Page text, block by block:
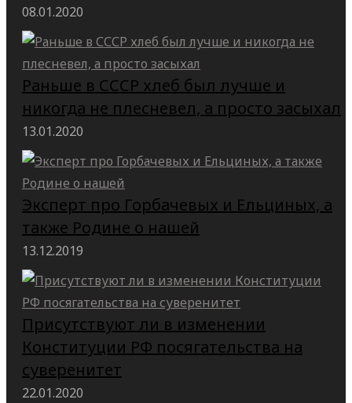
08.01.2020
Раньше в СССР хлеб был лучше и
никогда не плесневел, а просто засыхал
13.01.2020
Эксперт про Горбачевых и Ельциных, а
также Родине о нашей
13.12.2019
Присутствуют ли в изменении
Конституции РФ посягательства на
суверенитет
22.01.2020